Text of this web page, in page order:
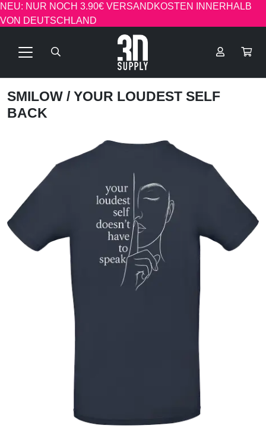
NEU: NUR NOCH 3.90€ VERSANDKOSTEN INNERHALB
VON DEUTSCHLAND
SMILOW / YOUR LOUDEST SELF
BACK